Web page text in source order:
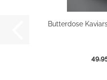
Butterdose